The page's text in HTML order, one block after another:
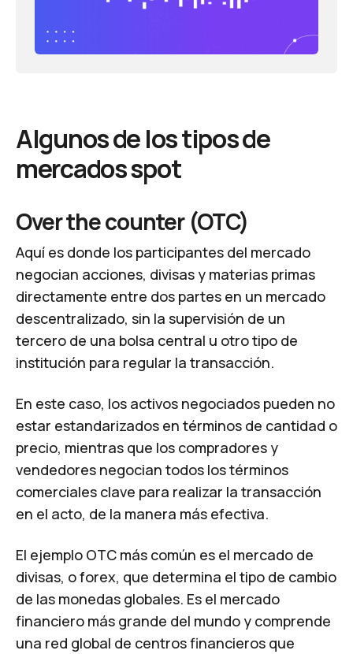
Algunos de los tipos de
mercados spot
Over the counter (OTC)
Aquí es donde los participantes del mercado
negocian acciones, divisas y materias primas
directamente entre dos partes en un mercado
descentralizado, sin la supervisión de un
tercero de una bolsa central u otro tipo de
institución para regular la transacción.
En este caso, los activos negociados pueden no
estar estandarizados en términos de cantidad o
precio, mientras que los compradores y
vendedores negocian todos los términos
comerciales clave para realizar la transacción
en el acto, de la manera más efectiva.
El ejemplo OTC más común es el mercado de
divisas, o forex, que determina el tipo de cambio
de las monedas globales. Es el mercado
financiero más grande del mundo y comprende
una red global de centros financieros que